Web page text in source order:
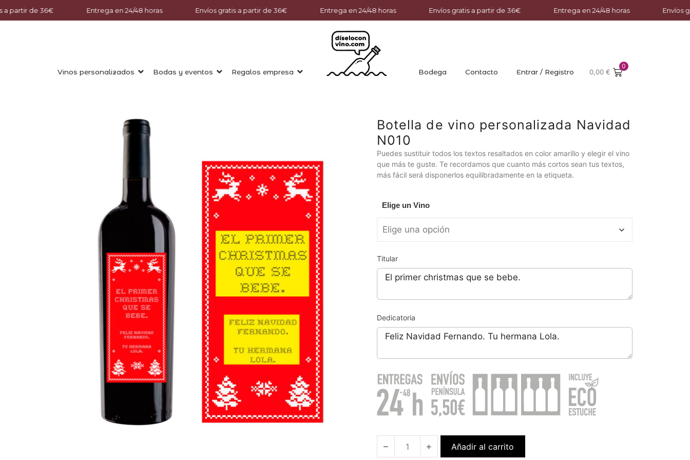
partir de 36€ Entrega en 24/48 horas Envíos gratis a partir de 36€ Entrega en 24/48 horas Envíos gratis a partir de 36€ Entrega en 24/48 horas Envíos
Vinos personalizados Bodas y eventos Regalos empresa Bodega Contacto Entrar / Registro 0,00 €
0
Botella de vino personalizada Navidad
N010
Puedes sustituir todos los textos resaltados en color amarillo y elegir el vino
que más te guste. Te recordamos que cuanto más cortos sean tus textos,
más fácil será disponerlos equilibradamente en la etiqueta.
Elige un Vino
Titular
Dedicatoria
Añadir al carrito